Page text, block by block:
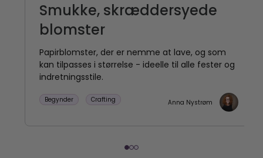
Smukke, skræddersyede
blomster
Papirblomster, der er nemme at lave, og som
kan tilpasses i størrelse - ideelle til alle fester og
indretningsstile.
Begynder Crafting Anna Nystrøm